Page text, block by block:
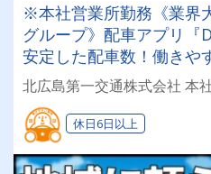
※本社営業所勤務《業界
グループ》配車アプリ
安定した配車数！働きや
業所に認定◎未経験者で
ト♪
北広島第一交通株式会社 本
休日6日以上